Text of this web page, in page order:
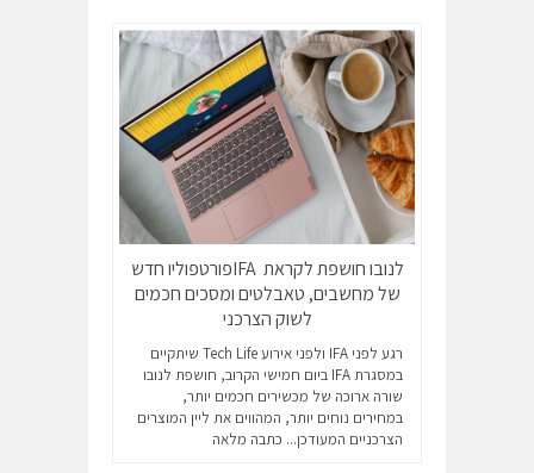
לנובו חושפת לקראת IFAפורטפוליו חדש
של מחשבים, טאבלטים ומסכים חכמים
לשוק הצרכני
רגע לפני IFA ולפני אירוע Tech Life שיתקיים
במסגרת IFA ביום חמישי הקרוב, חושפת לנובו
שורה ארוכה של מכשירים חכמים יותר,
במחירים נוחים יותר, המהווים את ליין המוצרים
הצרכניים המעודכן... כתבה מלאה